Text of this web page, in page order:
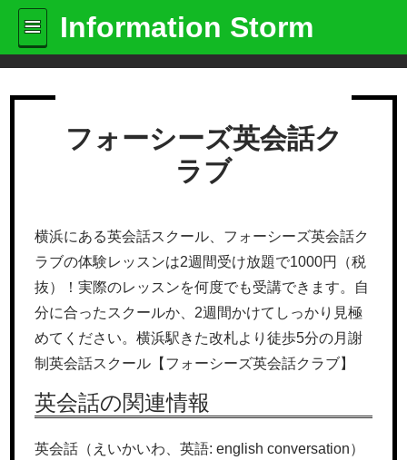
Information Storm
フォーシーズ英会話ク
ラブ
横浜にある英会話スクール、フォーシーズ英会話ク
ラブの体験レッスンは2週間受け放題で1000円（税
抜）！実際のレッスンを何度でも受講できます。自
分に合ったスクールか、2週間かけてしっかり見極
めてください。横浜駅きた改札より徒歩5分の月謝
制英会話スクール【フォーシーズ英会話クラブ】
英会話の関連情報
英会話（えいかいわ、英語: english conversation）